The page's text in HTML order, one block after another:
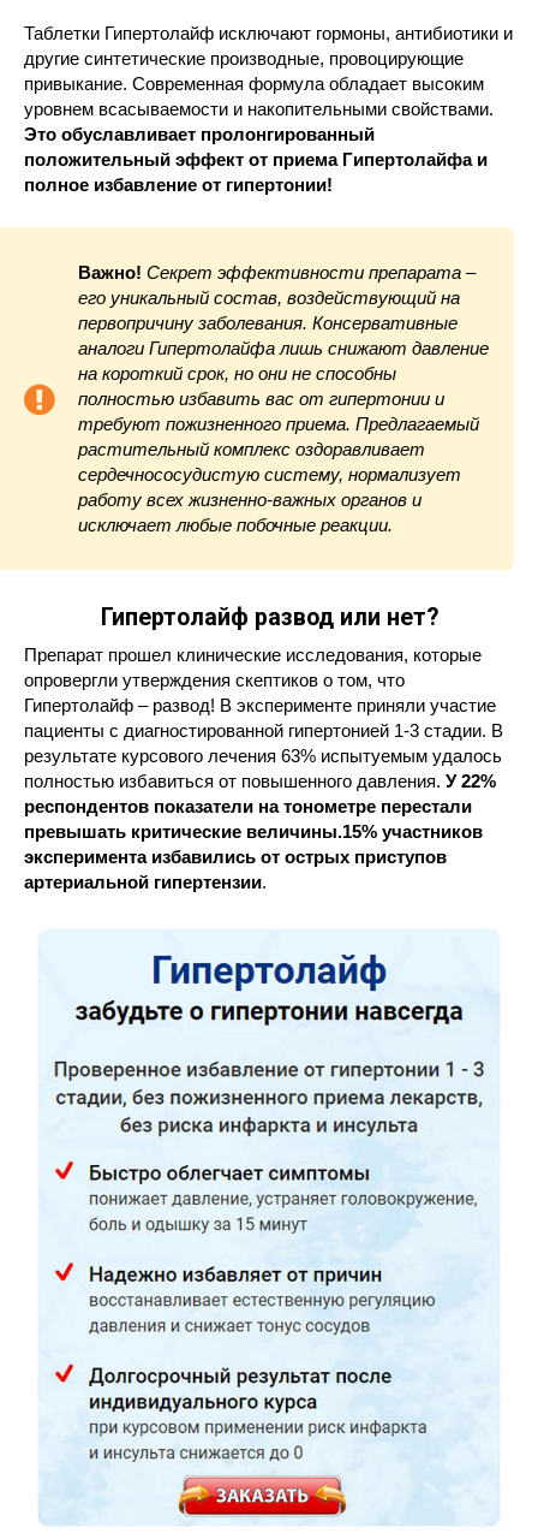
Таблетки Гипертолайф исключают гормоны, антибиотики и
другие синтетические производные, провоцирующие
привыкание. Современная формула обладает высоким
уровнем всасываемости и накопительными свойствами.
Это обуславливает пролонгированный
положительный эффект от приема Гипертолайфа и
полное избавление от гипертонии!
Важно! Секрет эффективности препарата –
его уникальный состав, воздействующий на
первопричину заболевания. Консервативные
аналоги Гипертолайфа лишь снижают давление
на короткий срок, но они не способны
полностью избавить вас от гипертонии и
требуют пожизненного приема. Предлагаемый
растительный комплекс оздоравливает
сердечнососудистую систему, нормализует
работу всех жизненно-важных органов и
исключает любые побочные реакции.
Гипертолайф развод или нет?
Препарат прошел клинические исследования, которые
опровергли утверждения скептиков о том, что
Гипертолайф – развод! В эксперименте приняли участие
пациенты с диагностированной гипертонией 1-3 стадии. В
результате курсового лечения 63% испытуемым удалось
полностью избавиться от повышенного давления. У 22%
респондентов показатели на тонометре перестали
превышать критические величины.15% участников
эксперимента избавились от острых приступов
артериальной гипертензии.